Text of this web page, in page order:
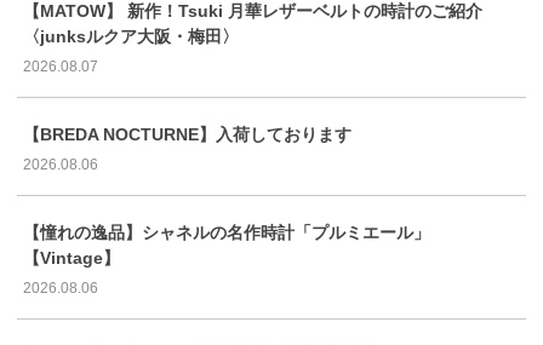
【MATOW】 新作！Tsuki 月華レザーベルトの時計のご紹介
〈junksルクア大阪・梅田〉
2026.08.07
【BREDA NOCTURNE】入荷しております
2026.08.06
【憧れの逸品】シャネルの名作時計「プルミエール」
【Vintage】
2026.08.06